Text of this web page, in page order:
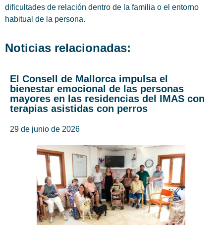
dificultades de relación dentro de la familia o el entorno
habitual de la persona.
Noticias relacionadas:
El Consell de Mallorca impulsa el
bienestar emocional de las personas
mayores en las residencias del IMAS con
terapias asistidas con perros
29 de junio de 2026